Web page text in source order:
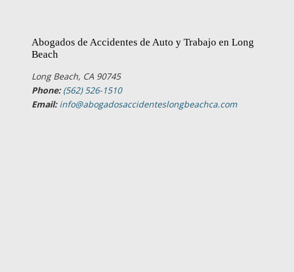
Abogados de Accidentes de Auto y Trabajo en Long
Beach
Long Beach, CA 90745
Phone: (562) 526-1510
Email: info@abogadosaccidenteslongbeachca.com